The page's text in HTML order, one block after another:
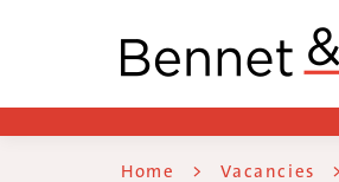
Home > Vacancies >